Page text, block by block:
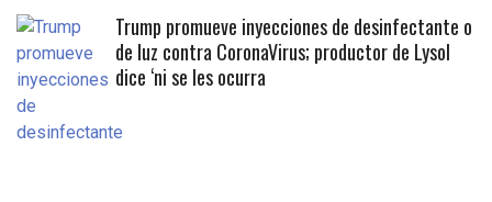
Trump promueve inyecciones de desinfectante o
de luz contra CoronaVirus; productor de Lysol
dice ‘ni se les ocurra